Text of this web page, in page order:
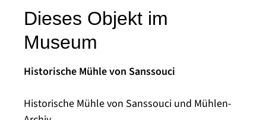
Dieses Objekt im
Museum
Historische Mühle von Sanssouci
Historische Mühle von Sanssouci und Mühlen-